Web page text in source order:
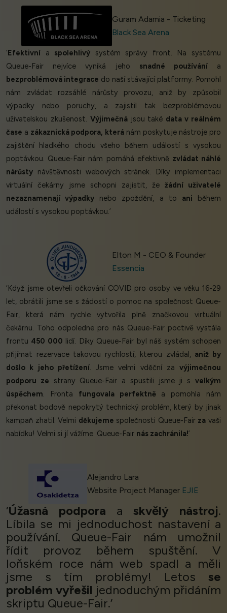
Guram Adamia - Ticketing
Black Sea Arena
‘ Efektivní a spolehlivý systém správy front. Na systému
Queue-Fair nejvíce vyniká jeho snadné používánía
bezproblémová integrace do naší stávající platformy. Pomohl
nám zvládat rozsáhlé nárůsty provozu, aniž by způsobil
výpadky nebo poruchy, a zajistil tak bezproblémovou
uživatelskou zkušenost. Výjimečnájsou také data v reálném
čase a zákaznická podpora, kteránám poskytuje nástroje pro
zajištění hladkého chodu všeho během událostí s vysokou
poptávkou. Queue-Fair nám pomáhá efektivně zvládat náhlé
nárůsty návštěvnosti webových stránek. Díky implementaci
virtuální čekárny jsme schopni zajistit, že žádní uživatelé
nezaznamenají výpadky nebo zpoždění, a to ani během
událostí s vysokou poptávkou.’
Elton M - CEO & Founder
Essencia
‘Když jsme otevřeli očkování COVID pro osoby ve věku 16-29
let, obrátili jsme se s žádostí o pomoc na společnost Queue-
Fair, která nám rychle vytvořila plně značkovou virtuální
čekárnu. Toho odpoledne pro nás Queue-Fair poctivě vystála
frontu 450 000 lidí. Díky Queue-Fair byl náš systém schopen
přijímat rezervace takovou rychlostí, kterou zvládal, aniž by
došlo k jeho přetížení. Jsme velmi vděční za výjimečnou
podporu ze strany Queue-Fair a spustili jsme ji svelkým
úspěchem. Fronta fungovala perfektněa pomohla nám
překonat bodově nepokrytý technický problém, který by jinak
kampaň zhatil. Velmi děkujeme společnosti Queue-Fair za vaši
nabídku! Velmi si jí vážíme. Queue-Fair nás zachránila!’
Alejandro Lara
Website Project Manager EJIE
‘Úžasná podpora a skvělý nástroj.
Líbila se mi jednoduchost nastavení a
používání. Queue-Fair nám umožnil
řídit provoz během spuštění. V
loňském roce nám web spadl a měli
jsme s tím problémy! Letos se
problém vyřešil jednoduchým přidáním
skriptu Queue-Fair.’